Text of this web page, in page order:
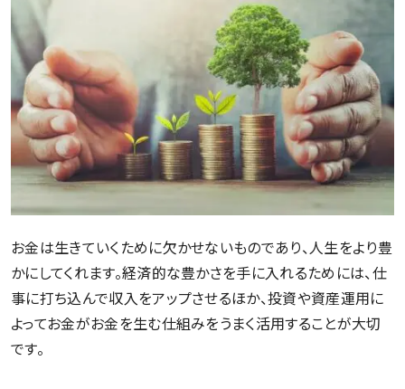
お金は生きていくために欠かせないものであり、人生をより豊
かにしてくれます。経済的な豊かさを手に入れるためには、仕
事に打ち込んで収入をアップさせるほか、投資や資産運用に
よってお金がお金を生む仕組みをうまく活用することが大切
です。